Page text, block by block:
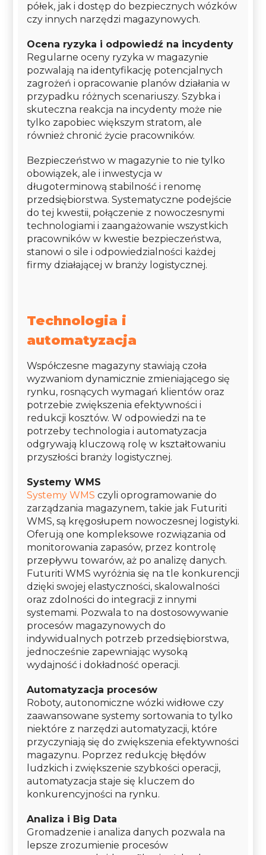
półek, jak i dostęp do bezpiecznych wózków
czy innych narzędzi magazynowych.
Ocena ryzyka i odpowiedź na incydenty
Regularne oceny ryzyka w magazynie
pozwalają na identyfikację potencjalnych
zagrożeń i opracowanie planów działania w
przypadku różnych scenariuszy. Szybka i
skuteczna reakcja na incydenty może nie
tylko zapobiec większym stratom, ale
również chronić życie pracowników.
Bezpieczeństwo w magazynie to nie tylko
obowiązek, ale i inwestycja w
długoterminową stabilność i renomę
przedsiębiorstwa. Systematyczne podejście
do tej kwestii, połączenie z nowoczesnymi
technologiami i zaangażowanie wszystkich
pracowników w kwestie bezpieczeństwa,
stanowi o sile i odpowiedzialności każdej
firmy działającej w branży logistycznej.
Technologia i
automatyzacja
Współczesne magazyny stawiają czoła
wyzwaniom dynamicznie zmieniającego się
rynku, rosnących wymagań klientów oraz
potrzebie zwiększenia efektywności i
redukcji kosztów. W odpowiedzi na te
potrzeby technologia i automatyzacja
odgrywają kluczową rolę w kształtowaniu
przyszłości branży logistycznej.
Systemy WMS
Systemy WMS czyli oprogramowanie do
zarządzania magazynem, takie jak Futuriti
WMS, są kręgosłupem nowoczesnej logistyki.
Oferują one kompleksowe rozwiązania od
monitorowania zapasów, przez kontrolę
przepływu towarów, aż po analizę danych.
Futuriti WMS wyróżnia się na tle konkurencji
dzięki swojej elastyczności, skalowalności
oraz zdolności do integracji z innymi
systemami. Pozwala to na dostosowywanie
procesów magazynowych do
indywidualnych potrzeb przedsiębiorstwa,
jednocześnie zapewniając wysoką
wydajność i dokładność operacji.
Automatyzacja procesów
Roboty, autonomiczne wózki widłowe czy
zaawansowane systemy sortowania to tylko
niektóre z narzędzi automatyzacji, które
przyczyniają się do zwiększenia efektywności
magazynu. Poprzez redukcję błędów
ludzkich i zwiększenie szybkości operacji,
automatyzacja staje się kluczem do
konkurencyjności na rynku.
Analiza i Big Data
Gromadzenie i analiza danych pozwala na
lepsze zrozumienie procesów